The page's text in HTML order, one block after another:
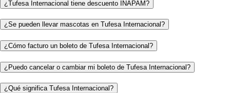
¿Tufesa Internacional tiene descuento INAPAM?
¿Se pueden llevar mascotas en Tufesa Internacional?
¿Cómo facturo un boleto de Tufesa Internacional?
¿Puedo cancelar o cambiar mi boleto de Tufesa Internacional?
¿Qué significa Tufesa Internacional?